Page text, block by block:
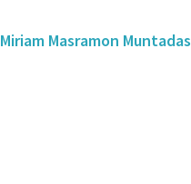
Miriam Masramon Muntadas